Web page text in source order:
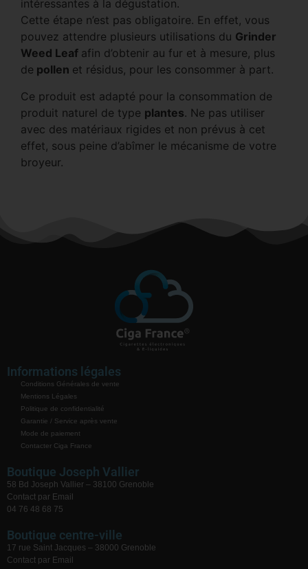
intéressantes à la dégustation.
Cette étape n’est pas obligatoire. En effet, vous
pouvez attendre plusieurs utilisations du Grinder
Weed Leaf afin d’obtenir au fur et à mesure, plus
de pollen et résidus, pour les consommer à part.
Ce produit est adapté pour la consommation de
produit naturel de type plantes. Ne pas utiliser
avec des matériaux rigides et non prévus à cet
effet, sous peine d’abîmer le mécanisme de votre
broyeur.
Informations légales
Conditions Générales de vente
Mentions Légales
Politique de confidentialité
Garantie / Service après vente
Mode de paiement
Contacter Ciga France
Boutique Joseph Vallier
58 Bd Joseph Vallier – 38100 Grenoble
Contact par Email
04 76 48 68 75
Boutique centre-ville
17 rue Saint Jacques – 38000 Grenoble
Contact par Email